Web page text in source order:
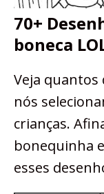
70+
boneca
Veja quantos
nós
crianças.
bonequinha
esses